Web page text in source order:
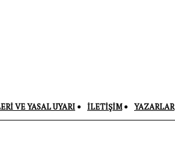
VE YASAL UYARI İLETIŞIM YAZARLAR